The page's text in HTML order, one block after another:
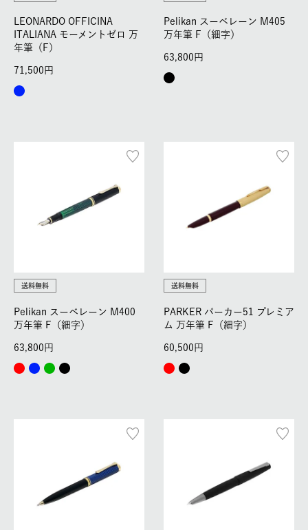
LEONARDO OFFICINA
ITALIANA モーメントゼロ 万
年筆（F）
71,500
Pelikan スーベレーン M405
万年筆 F（細字）
63,800
送料無料
Pelikan スーベレーン M400
万年筆 F（細字）
63,800
送料無料
PARKER パーカー51 プレミア
ム 万年筆 F（細字）
60,500